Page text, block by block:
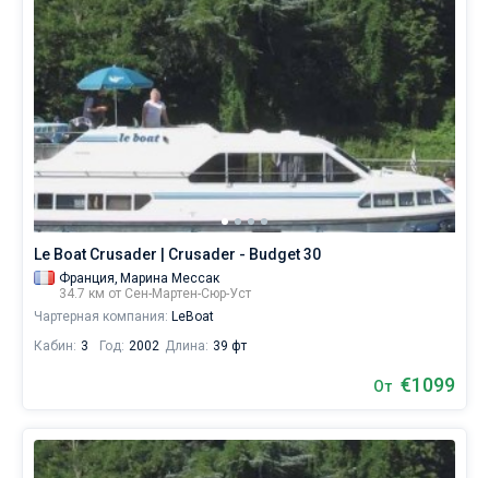
Le Boat Crusader | Crusader - Budget 30
Франция, Марина Мессак
34.7 км от Сен-Мартен-Сюр-Уст
Чартерная компания: LeBoat
Кабин: 3 Год: 2002 Длина: 39 фт
От €1099